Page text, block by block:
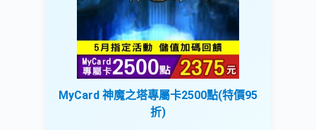
MyCard 神魔之塔專屬卡2500點(特價95
折)